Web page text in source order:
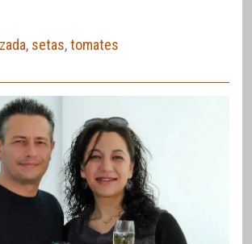
, setas,tomates